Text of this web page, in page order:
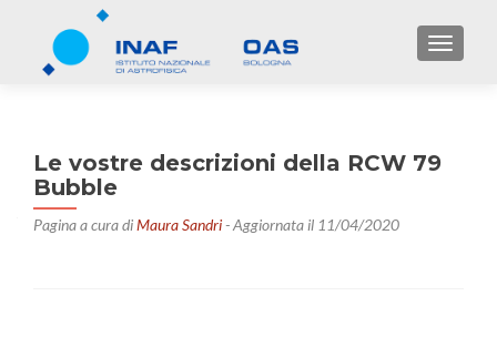
Le vostre descrizioni della RCW 79
Bubble
Pagina a cura diMaura Sandri- Aggiornata il 11/04/2020